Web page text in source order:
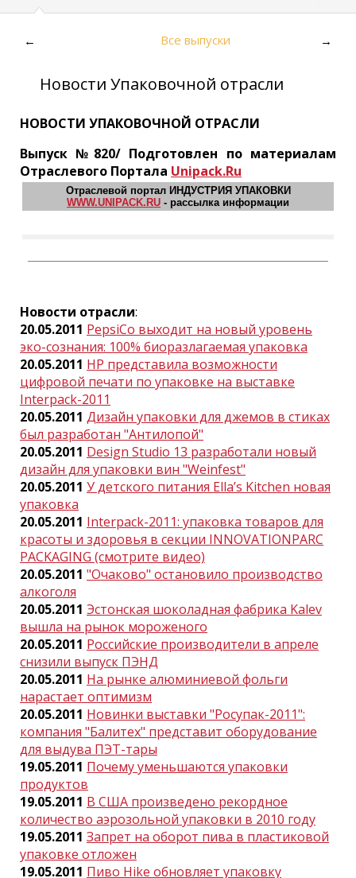
← Все выпуски →
Новости Упаковочной отрасли
НОВОСТИ УПАКОВОЧНОЙ ОТРАСЛИ
Выпуск №820/ Подготовлен по материалам
Отраслевого Портала Unipack.Ru
Отраслевой портал ИНДУСТРИЯ УПАКОВКИ
WWW.UNIPACK.RU - рассылка информации
Новости отрасли:
20.05.2011 PepsiCo выходит на новый уровень
эко-сознания: 100% биоразлагаемая упаковка
20.05.2011 HP представила возможности
цифровой печати по упаковке на выставке
Interpack-2011
20.05.2011 Дизайн упаковки для джемов в стиках
был разработан "Антилопой"
20.05.2011 Design Studio 13 разработали новый
дизайн для упаковки вин "Weinfest"
20.05.2011 У детского питания Ella’s Kitchen новая
упаковка
20.05.2011 Interpack-2011: упаковка товаров для
красоты и здоровья в секции INNOVATIONPARC
PACKAGING (смотрите видео)
20.05.2011 "Очаково" остановило производство
алкоголя
20.05.2011 Эстонская шоколадная фабрика Kalev
вышла на рынок мороженого
20.05.2011 Российские производители в апреле
снизили выпуск ПЭНД
20.05.2011 На рынке алюминиевой фольги
нарастает оптимизм
20.05.2011 Новинки выставки "Росупак-2011":
компания "Балитех" представит оборудование
для выдува ПЭТ-тары
19.05.2011 Почему уменьшаются упаковки
продуктов
19.05.2011 В США произведено рекордное
количество аэрозольной упаковки в 2010 году
19.05.2011 Запрет на оборот пива в пластиковой
упаковке отложен
19.05.2011 Пиво Hike обновляет упаковку